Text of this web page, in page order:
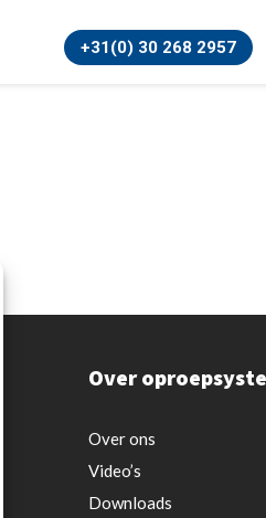
+31(0) 30 268 2957
Over
Over ons
Video’s
Downloads